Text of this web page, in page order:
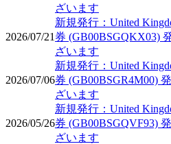
ざいます
2026/07/21
新規発行：United
券 (GB00BSGQKX03)
ざいます
2026/07/06
新規発行：United
券 (GB00BSGR4M00)
ざいます
2026/05/26
新規発行：United
券 (GB00BSGQVF93)
ざいます